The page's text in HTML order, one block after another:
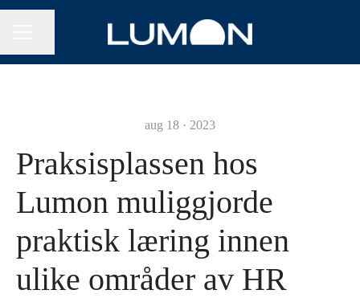
aug 18 · 2023
Praksisplassen hos
Lumon muliggjorde
praktisk læring innen
ulike områder av HR